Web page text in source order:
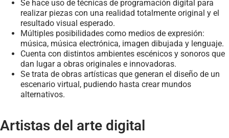
Se hace uso de técnicas de programación digital para
realizar piezas con una realidad totalmente original y el
resultado visual esperado.
Múltiples posibilidades como medios de expresión:
música, música electrónica, imagen dibujada y lenguaje.
Cuenta con distintos ambientes escénicos y sonoros que
dan lugar a obras originales e innovadoras.
Se trata de obras artísticas que generan el diseño de un
escenario virtual, pudiendo hasta crear mundos
alternativos.
Artistas del arte digital